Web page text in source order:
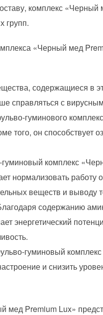
комплекс «Черный
групп.
«Черный мед
содержащиеся в
справляться с
гуминового
того, он способствует
комплекс
нормализовать
веществ и выводу
содержанию
гуминовый
и снизить
Premium Lux»